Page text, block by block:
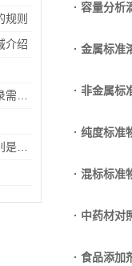
规则
介绍
· 容量分析
· 金属标准
· 非金属标
· 纯度标准
· 混标标准
· 中药材对
· 食品添加